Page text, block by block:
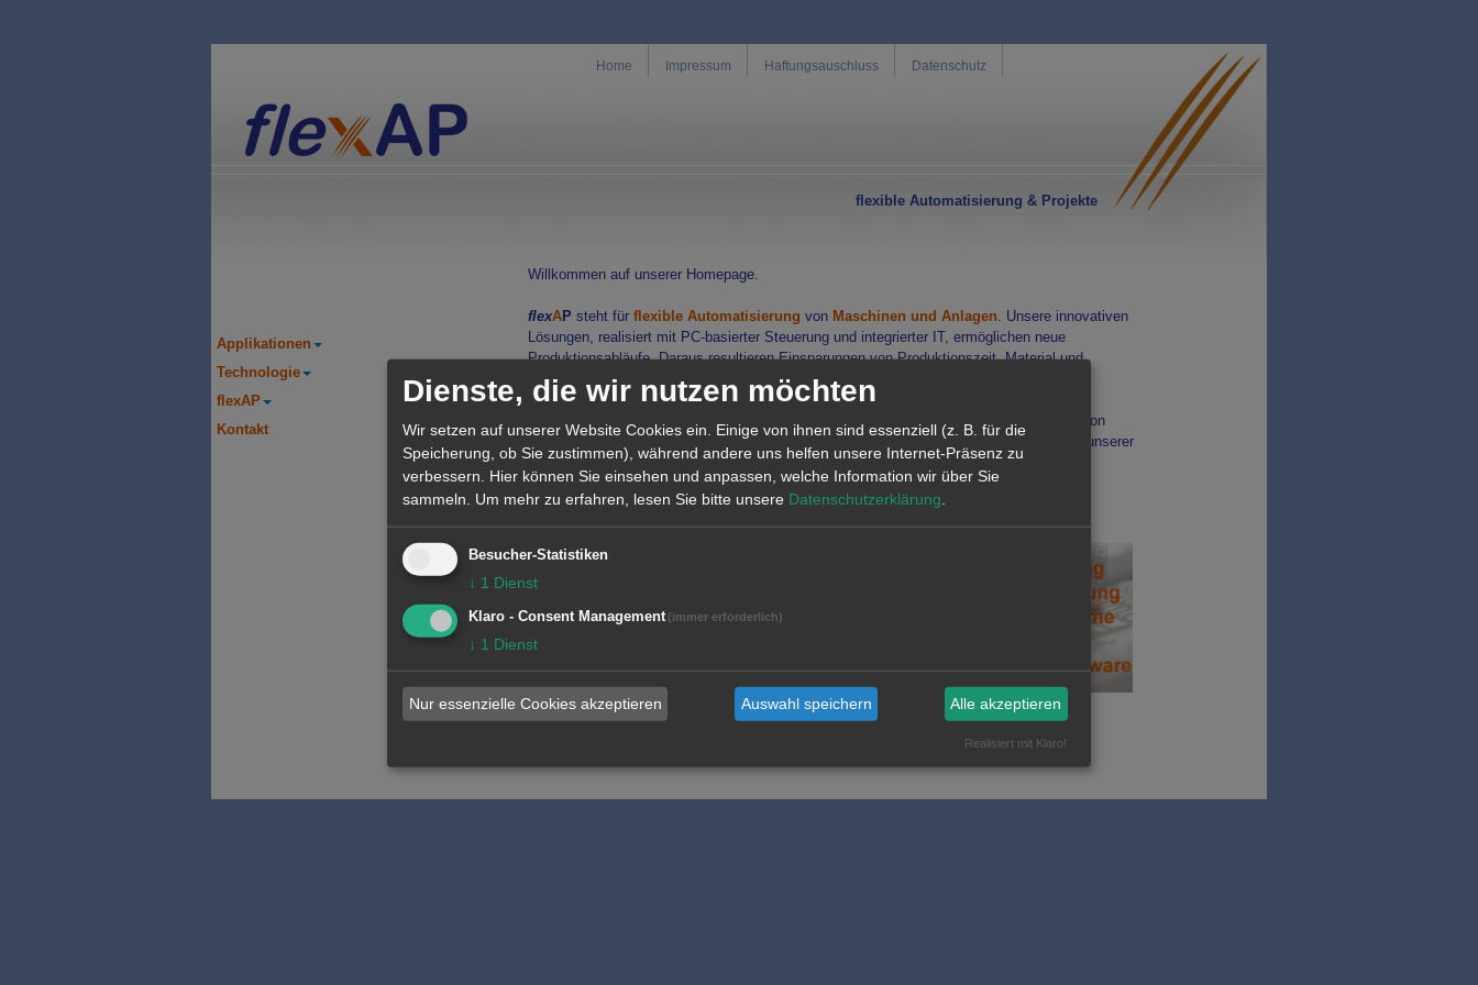
Home Impressum Haftungsauschluss Datenschutz
flexible Automatisierung & Projekte
Applikationen
Technologie
flexAP
Kontakt
Willkommen auf unserer Homepage.
flexAP steht für flexible Automatisierung von Maschinen und Anlagen. Unsere innovativen
Lösungen, realisiert mit PC-basierter Steuerung und integrierter IT, ermöglichen neue
Produktionsabläufe. Daraus resultieren Einsparungen von Produktionszeit, Material und
Handlingskosten.
Langjährige Erfahrung mit industrieller Steuerungs- und Antriebstechnik in Kombination von
Anwendungs- und Maschinen-KnowHow sind der Garant für die erfolgreiche Abwicklung unserer
Projekte.
Sprechen auch Sie mit uns über neue Möglichkeiten in Ihrer Produktion.
Dienste, die wir nutzen möchten
Wir setzen auf unserer Website Cookies ein. Einige von ihnen sind essenziell (z. B. für die
Speicherung, ob Sie zustimmen), während andere uns helfen unsere Internet-Präsenz zu
verbessern. Hier können Sie einsehen und anpassen, welche Information wir über Sie
sammeln.
Um mehr zu erfahren, lesen Sie bitte unsere Datenschutzerklärung
Besucher-Statistiken
↓ 1 Dienst
Klaro - Consent Management (immer erforderlich)
↓ 1 Dienst
Nur essenzielle Cookies akzeptieren Auswahl speichern Alle akzeptieren
Realisiert mit Klaro!